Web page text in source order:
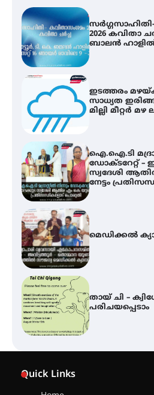
ഇടത്തരം
സാധ്യത
മില്ലി മീറ്റർ മഴ
ഐ.ഐ.ടി
ഡോക്ടറേറ്റ് –
സ്വദേശി
നേട്ടം
മെഡിക്കൽ
തായ് ചി –
പരിചയപ്പെടാം
കോമേഴ്സ്
എസ് എൻ ഹയർ
വിദ്യാർത്ഥികൾ
Quick Links